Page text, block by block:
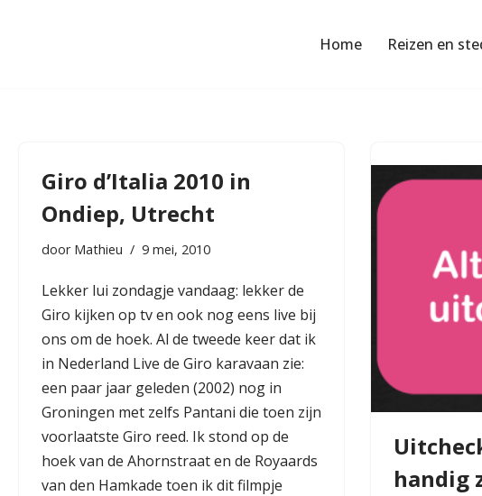
Home Reizen en
Giro d’Italia 2010 in
Ondiep, Utrecht
door Mathieu 9 mei, 2010
Lekker lui zondagje vandaag: lekker de
Giro kijken op tv en ook nog eens live bij
ons om de hoek. Al de tweede keer dat ik
in Nederland Live de Giro karavaan zie:
een paar jaar geleden (2002) nog in
Groningen met zelfs Pantani die toen zijn
voorlaatste Giro reed. Ik stond op de
hoek van de Ahornstraat en de Royaards
van den Hamkade toen ik dit filmpje
handig